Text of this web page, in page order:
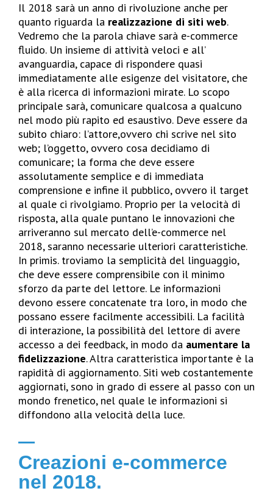
Il 2018 sarà un anno di rivoluzione anche per
quanto riguarda la realizzazione di siti web.
Vedremo che la parola chiave sarà e-commerce
fluido. Un insieme di attività veloci e all’
avanguardia, capace di rispondere quasi
immediatamente alle esigenze del visitatore, che
è alla ricerca di informazioni mirate. Lo scopo
principale sarà, comunicare qualcosa a qualcuno
nel modo più rapito ed esaustivo. Deve essere da
subito chiaro: l’attore,ovvero chi scrive nel sito
web; l’oggetto, ovvero cosa decidiamo di
comunicare; la forma che deve essere
assolutamente semplice e di immediata
comprensione e infine il pubblico, ovvero il target
al quale ci rivolgiamo. Proprio per la velocità di
risposta, alla quale puntano le innovazioni che
arriveranno sul mercato dell’e-commerce nel
2018, saranno necessarie ulteriori caratteristiche.
In primis. troviamo la semplicità del linguaggio,
che deve essere comprensibile con il minimo
sforzo da parte del lettore. Le informazioni
devono essere concatenate tra loro, in modo che
possano essere facilmente accessibili. La facilità
di interazione, la possibilità del lettore di avere
accesso a dei feedback, in modo da aumentare la
fidelizzazione. Altra caratteristica importante è la
rapidità di aggiornamento. Siti web costantemente
aggiornati, sono in grado di essere al passo con un
mondo frenetico, nel quale le informazioni si
diffondono alla velocità della luce.
Creazioni e-commerce
nel 2018.